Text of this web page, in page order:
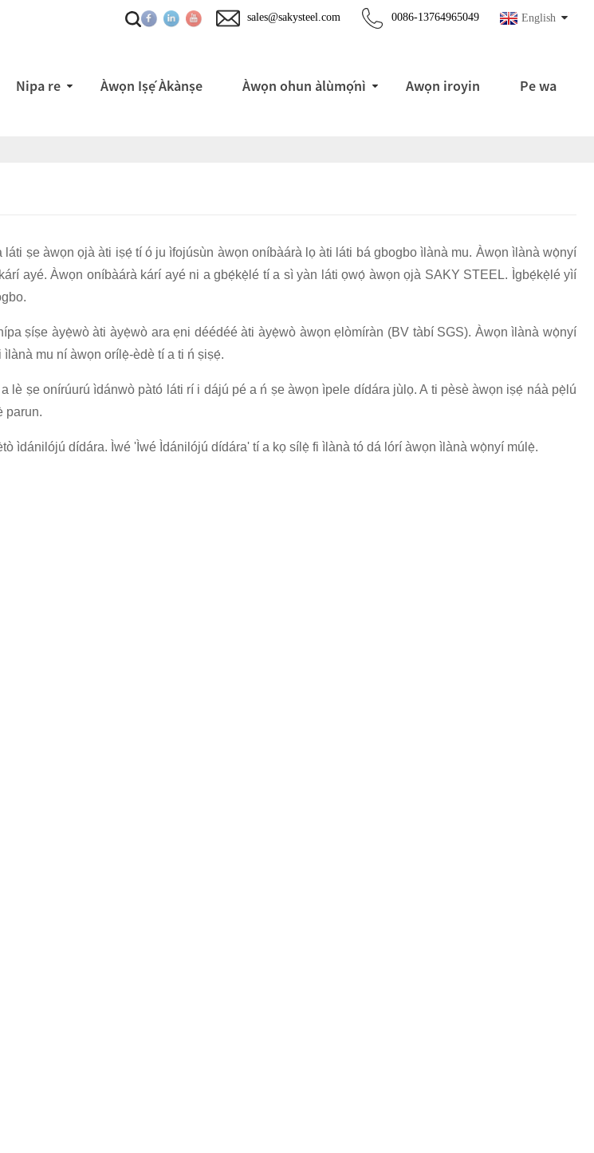
English
0086-13764965049
sales@sakysteel.com
Nipa re Àwọn Iṣẹ́ Àkànṣe Àwọn ohun àlùmọ́nì Awọn iroyin Pe wa
ṣe àwọn ọjà àti iṣẹ́ tí ó ju ìfojúsùn àwọn oníbàárà lọ àti láti bá gbogbo ìlànà mu. Àwọn ìlànà wọ̀nyí
ayé. Àwọn oníbàárà kárí ayé ni a gbẹ́kẹ̀lé tí a sì yàn láti ọwọ́ àwọn ọjà SAKY STEEL. Ìgbẹ́kẹ̀lé yìí
ṣíṣe àyẹ̀wò àti àyẹ̀wò ara ẹni déédéé àti àyẹ̀wò àwọn ẹlòmíràn (BV tàbí SGS). Àwọn ìlànà wọ̀nyí
mu ní àwọn orílẹ̀-èdè tí a ti ń ṣiṣẹ́.
ṣe onírúurú ìdánwò pàtó láti rí i dájú pé a ń ṣe àwọn ìpele dídára jùlọ. A ti pèsè àwọn iṣẹ́ náà pẹ̀lú
parun.
ìdánilójú dídára. Ìwé 'Ìwé Ìdánilójú dídára' tí a kọ sílẹ̀ fi ìlànà tó dá lórí àwọn ìlànà wọ̀nyí múlẹ̀.